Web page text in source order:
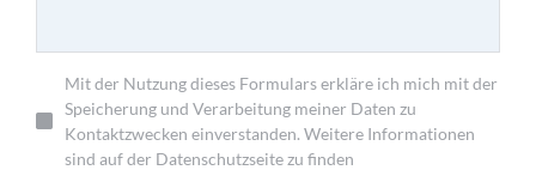
Mit der Nutzung dieses Formulars erkläre ich mich mit der
Speicherung und Verarbeitung meiner Daten zu
Kontaktzwecken einverstanden. Weitere Informationen
sind auf der Datenschutzseite zu finden